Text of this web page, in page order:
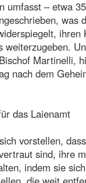
umfasst – etwa
was
ihren
weiterzugeben.
Martinelli,
nach dem
das Laienamt
vorstellen,
sind, ihre
indem sie